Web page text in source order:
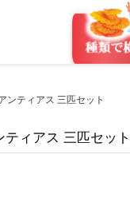
ンティアス 三匹セット
ィアス 三匹セット